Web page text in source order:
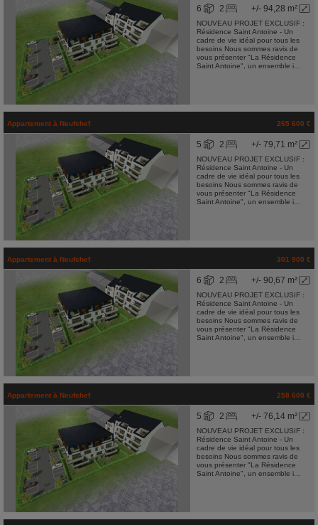
+/- 94,28 m²
6 2
NOUVEAU PROJET EXCLUSIF :
Résidence Saint Antoine - Un
cadre de vie idéal pour tous les
besoins Nous sommes ravis de
vous présenter "La Résidence
Saint Antoine", un ensemble i...
Appartement à Neufchef 265 600 €
+/- 79,71 m²
5 2
NOUVEAU PROJET EXCLUSIF :
Résidence Saint Antoine - Un
cadre de vie idéal pour tous les
besoins Nous sommes ravis de
vous présenter "La Résidence
Saint Antoine", un ensemble i...
Appartement à Neufchef 301 900 €
+/- 90,67 m²
6 2
NOUVEAU PROJET EXCLUSIF :
Résidence Saint Antoine - Un
cadre de vie idéal pour tous les
besoins Nous sommes ravis de
vous présenter "La Résidence
Saint Antoine", un ensemble i...
Appartement à Neufchef 258 600 €
+/- 76,14 m²
5 2
NOUVEAU PROJET EXCLUSIF :
Résidence Saint Antoine - Un
cadre de vie idéal pour tous les
besoins Nous sommes ravis de
vous présenter "La Résidence
Saint Antoine", un ensemble i...